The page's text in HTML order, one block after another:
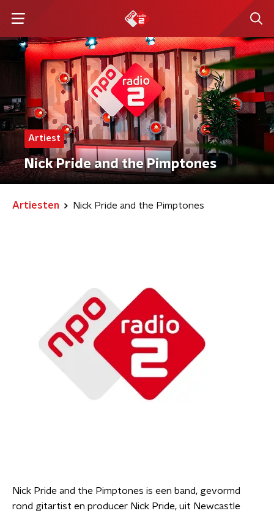
Artiest
Nick Pride and the Pimptones
Artiesten Nick Pride and the Pimptones
Nick Pride and the Pimptones is een band, gevormd
rond gitartist en producer Nick Pride, uit Newcastle